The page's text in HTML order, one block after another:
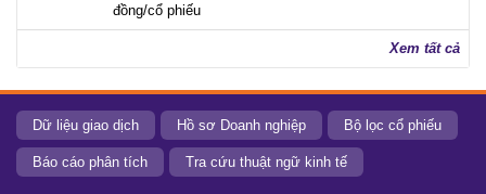
đồng/cổ phiếu
Xem tất cả
Dữ liệu giao dịch Hồ sơ Doanh nghiệp Bộ lọc cổ phiếu
Báo cáo phân tích Tra cứu thuật ngữ kinh tế